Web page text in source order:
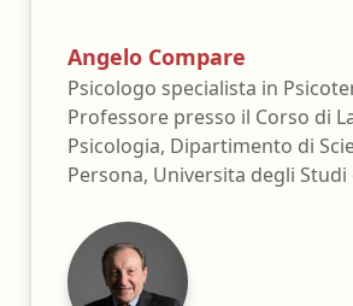
Angelo Compare
Psicologo specialista in
Professore presso il Corso di
Psicologia, Dipartimento di
Persona, Universita degli